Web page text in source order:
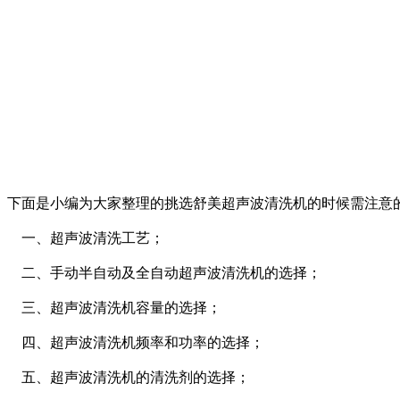
下面是小编为大家整理的挑选舒美超声波清洗机的时候需注意
一、超声波清洗工艺；
二、手动半自动及全自动超声波清洗机的选择；
三、超声波清洗机容量的选择；
四、超声波清洗机频率和功率的选择；
五、超声波清洗机的清洗剂的选择；